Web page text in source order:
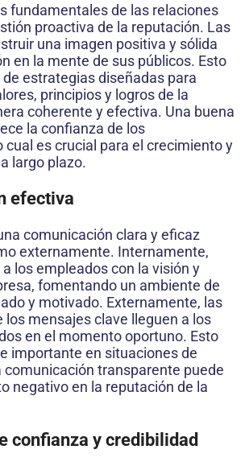
fundamentales de las relaciones
proactiva de la reputación. Las
una imagen positiva y sólida
en la mente de sus públicos. Esto
estrategias diseñadas para
principios y logros de la
coherente y efectiva. Una buena
la confianza de los
cual es crucial para el crecimiento y
largo plazo.
efectiva
comunicación clara y eficaz
externamente. Internamente,
los empleados con la visión y
fomentando un ambiente de
y motivado. Externamente, las
los mensajes clave lleguen a los
en el momento oportuno. Esto
importante en situaciones de
comunicación transparente puede
negativo en la reputación de la
confianza y credibilidad